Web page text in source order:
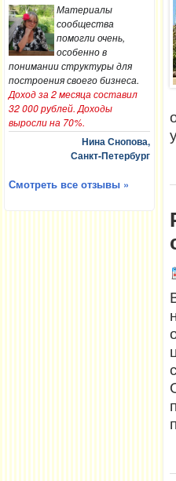
Материалы
сообщества
помогли очень,
особенно в
понимании структуры для
построения своего бизнеса.
Доход за 2 месяца составил
32 000 рублей. Доходы
выросли на 70%.
Нина Снопова,
Санкт-Петербург
Смотреть все отзывы »